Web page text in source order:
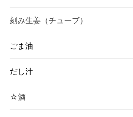
刻み生姜（チューブ）
ごま油
だし汁
☆酒